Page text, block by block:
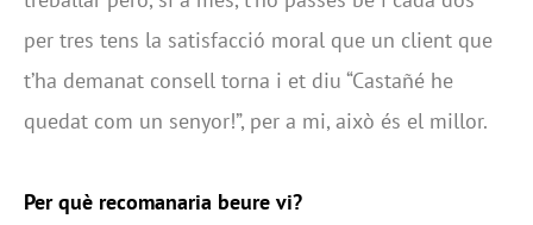
per tres tens la satisfacció moral que un client que
t’ha demanat consell torna i et diu “Castañé he
quedat com un senyor!”, per a mi, això és el millor.
Per què recomanaria beure vi?